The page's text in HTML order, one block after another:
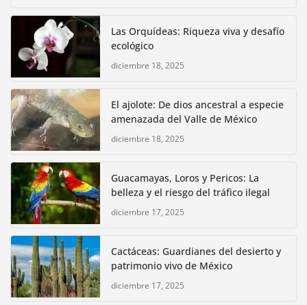
Las Orquídeas: Riqueza viva y desafío
ecológico
diciembre 18, 2025
El ajolote: De dios ancestral a especie
amenazada del Valle de México
diciembre 18, 2025
Guacamayas, Loros y Pericos: La
belleza y el riesgo del tráfico ilegal
diciembre 17, 2025
Cactáceas: Guardianes del desierto y
patrimonio vivo de México
diciembre 17, 2025